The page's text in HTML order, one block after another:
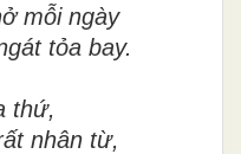
mỗi ngày
tỏa bay.
thứ,
nhân từ,